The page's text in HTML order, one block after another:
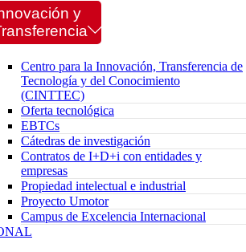
y
Centro para la Innovación, Transferencia de
Tecnología y del Conocimiento
(CINTTEC)
Oferta tecnológica
EBTCs
Cátedras de investigación
Contratos de I+D+i con entidades y
empresas
Propiedad intelectual e industrial
Proyecto Umotor
Campus de Excelencia Internacional